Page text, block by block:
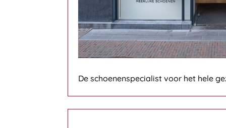
De schoenenspecialist voor het hele